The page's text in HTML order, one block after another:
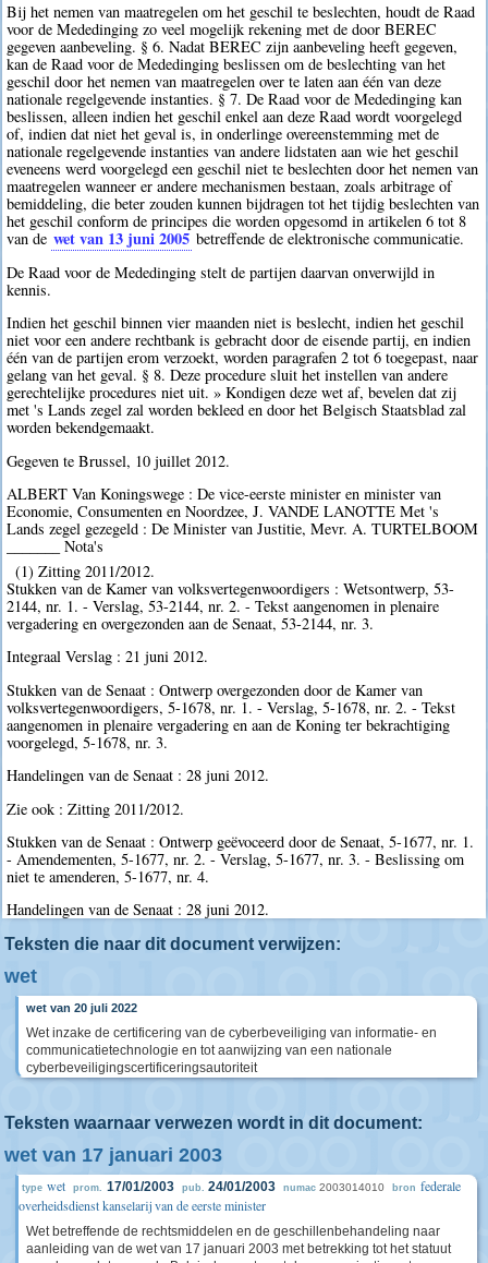
Bij het nemen van maatregelen om het geschil te beslechten, houdt de Raad
voor de Mededinging zo veel mogelijk rekening met de door BEREC
gegeven aanbeveling. § 6. Nadat BEREC zijn aanbeveling heeft gegeven,
kan de Raad voor de Mededinging beslissen om de beslechting van het
geschil door het nemen van maatregelen over te laten aan één van deze
nationale regelgevende instanties. § 7. De Raad voor de Mededinging kan
beslissen, alleen indien het geschil enkel aan deze Raad wordt voorgelegd
of, indien dat niet het geval is, in onderlinge overeenstemming met de
nationale regelgevende instanties van andere lidstaten aan wie het geschil
eveneens werd voorgelegd een geschil niet te beslechten door het nemen van
maatregelen wanneer er andere mechanismen bestaan, zoals arbitrage of
bemiddeling, die beter zouden kunnen bijdragen tot het tijdig beslechten van
het geschil conform de principes die worden opgesomd in artikelen 6 tot 8
van de wet van 13 juni 2005 betreffende de elektronische communicatie.
De Raad voor de Mededinging stelt de partijen daarvan onverwijld in
kennis.
Indien het geschil binnen vier maanden niet is beslecht, indien het geschil
niet voor een andere rechtbank is gebracht door de eisende partij, en indien
één van de partijen erom verzoekt, worden paragrafen 2 tot 6 toegepast, naar
gelang van het geval. § 8. Deze procedure sluit het instellen van andere
gerechtelijke procedures niet uit. » Kondigen deze wet af, bevelen dat zij
met 's Lands zegel zal worden bekleed en door het Belgisch Staatsblad zal
worden bekendgemaakt.
Gegeven te Brussel, 10 juillet 2012.
ALBERT Van Koningswege : De vice-eerste minister en minister van
Economie, Consumenten en Noordzee, J. VANDE LANOTTE Met 's
Lands zegel gezegeld : De Minister van Justitie, Mevr. A. TURTELBOOM
_______ Nota's
(1) Zitting 2011/2012.
Stukken van de Kamer van volksvertegenwoordigers : Wetsontwerp, 53-
2144, nr. 1. - Verslag, 53-2144, nr. 2. - Tekst aangenomen in plenaire
vergadering en overgezonden aan de Senaat, 53-2144, nr. 3.
Integraal Verslag : 21 juni 2012.
Stukken van de Senaat : Ontwerp overgezonden door de Kamer van
volksvertegenwoordigers, 5-1678, nr. 1. - Verslag, 5-1678, nr. 2. - Tekst
aangenomen in plenaire vergadering en aan de Koning ter bekrachtiging
voorgelegd, 5-1678, nr. 3.
Handelingen van de Senaat : 28 juni 2012.
Zie ook : Zitting 2011/2012.
Stukken van de Senaat : Ontwerp geëvoceerd door de Senaat, 5-1677, nr. 1.
- Amendementen, 5-1677, nr. 2. - Verslag, 5-1677, nr. 3. - Beslissing om
niet te amenderen, 5-1677, nr. 4.
Handelingen van de Senaat : 28 juni 2012.
Teksten die naar dit document verwijzen:
wet
wet van 20 juli 2022
Wet inzake de certificering van de cyberbeveiliging van informatie- en
communicatietechnologie en tot aanwijzing van een nationale
cyberbeveiligingscertificeringsautoriteit
Teksten waarnaar verwezen wordt in dit document:
wet van 17 januari 2003
type wet prom. 17/01/2003 pub. 24/01/2003 numac 2003014010 bron federale
overheidsdienst kanselarij van de eerste minister
Wet betreffende de rechtsmiddelen en de geschillenbehandeling naar
aanleiding van de wet van 17 januari 2003 met betrekking tot het statuut